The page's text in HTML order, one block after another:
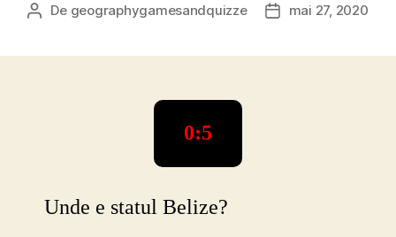
Autor
De geographygamesandquizze
Datămai 27, 2020
0:5
Unde e statul Belize?